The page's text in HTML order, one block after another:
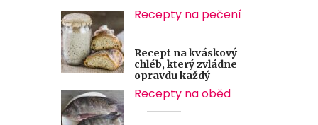
Recepty na pečení
Recept na kváskový
chléb, který zvládne
opravdu každý
Recepty na oběd